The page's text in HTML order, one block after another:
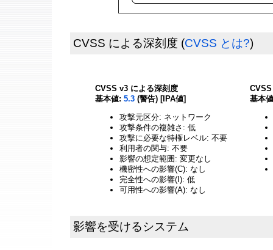
CVSS による深刻度 (CVSS とは?)
CVSS v3 による深刻度
基本値: 5.3 (警告) [IPA値]
攻撃元区分: ネットワーク
攻撃条件の複雑さ: 低
攻撃に必要な特権レベル: 不要
利用者の関与: 不要
影響の想定範囲: 変更なし
機密性への影響(C): なし
完全性への影響(I): 低
可用性への影響(A): なし
基本
影響を受けるシステム